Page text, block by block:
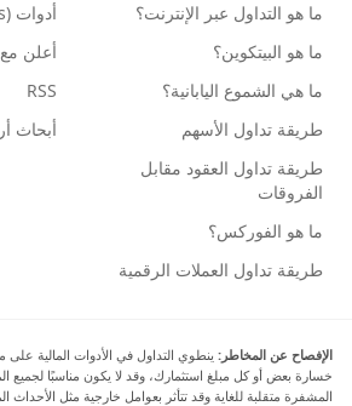
ما هو التداول عبر الإنترنت؟
ما هو البيتكوين؟
ما هي الشموع اليابانية؟
طريقة تداول الأسهم
طريقة تداول العقود مقابل
الفروقات
ما هو الفوركس؟
طريقة تداول العملات الرقمية
أدوات (Widgets)
أعلن مع Arincen
RSS
أبحاث
الإفصاح عن المخاطر: ينطوي التداول في الأدوات المالية
خسارة بعض أو كل مبلغ استثمارك، وقد لا يكون مناسبًا لجميع
المشفرة متقلبة للغاية وقد تتأثر بعوامل خارجية مثل الأحداث